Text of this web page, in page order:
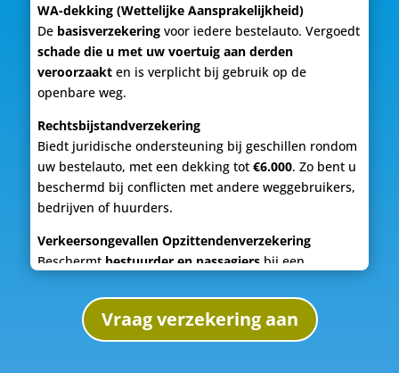
WA-dekking (Wettelijke Aansprakelijkheid)
De basisverzekeringvoor iedere bestelauto. Vergoedt
schade die u met uw voertuig aan derden
veroorzaakten is verplicht bij gebruik op de
openbare weg.
Rechtsbijstandverzekering
Biedt juridische ondersteuning bij geschillen rondom
uw bestelauto, met een dekking tot €6.000. Zo bent u
beschermd bij conflicten met andere weggebruikers,
bedrijven of huurders.
Verkeersongevallen Opzittendenverzekering
Beschermt bestuurder en passagiersbij een
bedrag uit bij overlijden of blijvende invaliditeit
gevolg van het ongeval.
Vraag verzekering aan